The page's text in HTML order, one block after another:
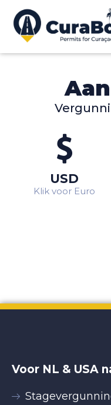
USD
Klik voor Euro
NL of USA
Voor NL & USA